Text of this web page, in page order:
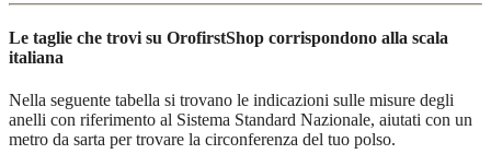
Le taglie che trovi su OrofirstShop corrispondono alla scala
italiana
Nella seguente tabella si trovano le indicazioni sulle misure degli
anelli con riferimento al Sistema Standard Nazionale, aiutati con un
metro da sarta per trovare la circonferenza del tuo polso.